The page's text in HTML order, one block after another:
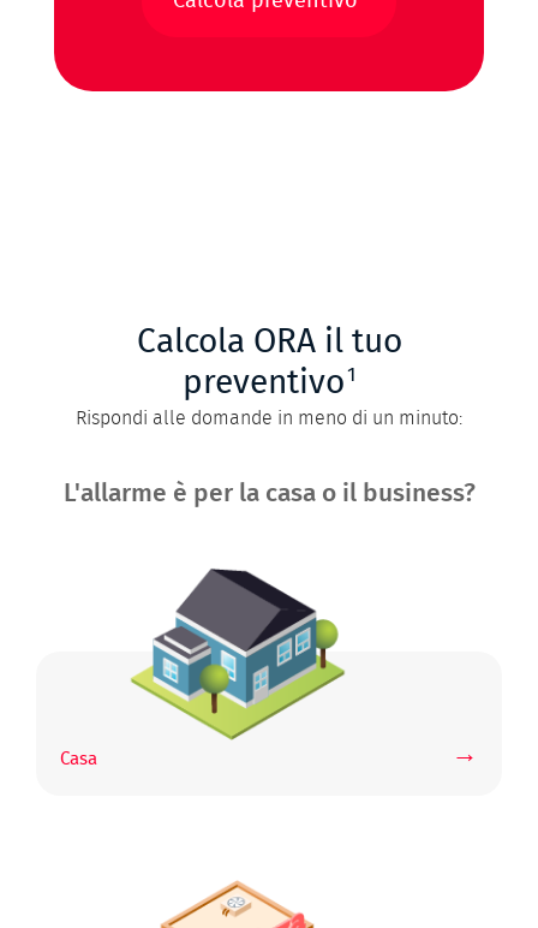
Calcola ORA il tuo
preventivo1
Rispondi alle domande in meno di un minuto:
L'allarme è per la casa o il business?
Casa →